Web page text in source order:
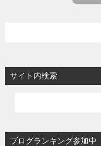
サイト内検索
ブログランキング参加中